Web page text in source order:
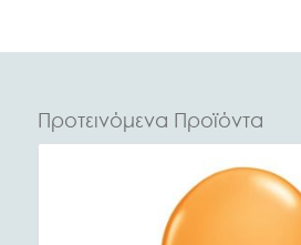
Προτεινόμενα Προϊόντα